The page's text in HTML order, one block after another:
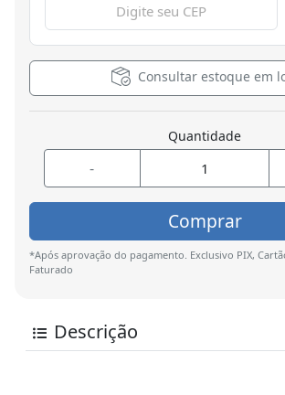
Consultar estoque em
Quantidade
-
Comprar
*Após aprovação do pagamento. Exclusivo PIX,
Faturado
Descrição